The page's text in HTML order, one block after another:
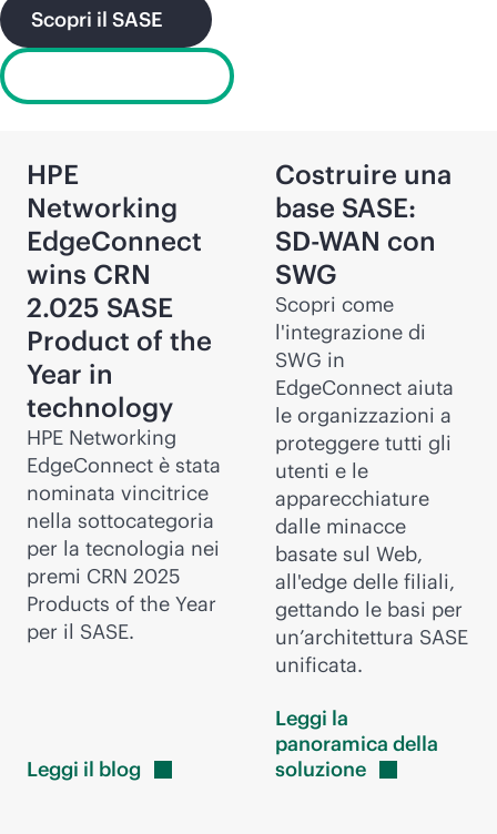
Scopri il SASE
HPE
Networking
EdgeConnect
wins CRN
2.025 SASE
Product of the
Year in
technology
HPE Networking
EdgeConnect è stata
nominata vincitrice
nella sottocategoria
per la tecnologia nei
premi CRN 2025
Products of the Year
per il SASE.
Leggi il blog
Costruire una
base SASE:
SD-WAN con
SWG
Scopri come
l'integrazione di
SWG in
EdgeConnect aiuta
le organizzazioni a
proteggere tutti gli
utenti e le
apparecchiature
dalle minacce
basate sul Web,
all'edge delle filiali,
gettando le basi per
un’architettura SASE
unificata.
Leggi la
panoramica della
soluzione